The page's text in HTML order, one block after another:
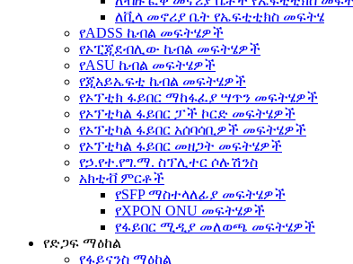
ለቪላ መኖሪያ ቤት የኤፍቲቲክስ መፍትሄ
የADSS ኬብል መፍትሄዎች
የኦፒጂደብሊው ኬብል መፍትሄዎች
የASU ኬብል መፍትሄዎች
የጂአይኤፍቲ ኬብል መፍትሄዎች
የኦፕቲክ ፋይበር ማከፋፈያ ሣጥን መፍትሄዎች
የኦፕቲካል ፋይበር ፓች ኮርድ መፍትሄዎች
የኦፕቲካል ፋይበር አሰባሳቢዎች መፍትሄዎች
የኦፕቲካል ፋይበር መዘጋት መፍትሄዎች
የኃ.የተ.የግ.ማ. ስፕሊተር ሶሉሽንስ
አክቲቭ ምርቶች
የSFP ማስተላለፊያ መፍትሄዎች
የXPON ONU መፍትሄዎች
የፋይበር ሚዲያ መለወጫ መፍትሄዎች
የድጋፍ ማዕከል
የፋይናንስ ማዕከል